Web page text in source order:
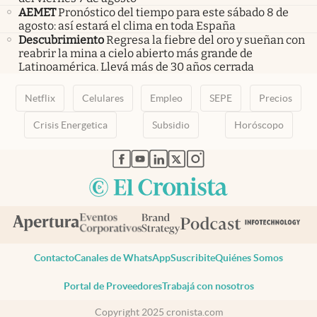
AEMETPronóstico del tiempo para este sábado 8 de
agosto: así estará el clima en toda España
DescubrimientoRegresa la fiebre del oro y sueñan con
reabrir la mina a cielo abierto más grande de
Latinoamérica. Llevá más de 30 años cerrada
Netflix Celulares Empleo SEPE Precios
Crisis Energetica Subsidio Horóscopo
abre en nueva pestaña
abre en nueva pestaña
abre en nueva pestaña
abre en nueva pestaña
abre en nueva pestaña
ContactoCanales de WhatsAppSuscribiteQuiénes Somos
Portal de ProveedoresTrabajá con nosotros
Copyright 2025 cronista.com